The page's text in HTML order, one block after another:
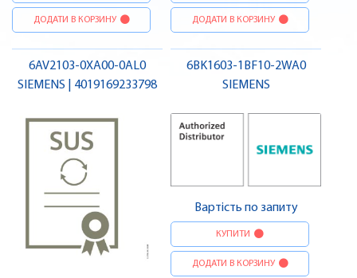
ДОДАТИ В КОРЗИНУ ДОДАТИ В КОРЗИНУ
6AV2103-0XA00-0AL0
SIEMENS | 4019169233798
6BK1603-1BF10-2WA0
SIEMENS
Вартість по запиту
КУПИТИ
ДОДАТИ В КОРЗИНУ